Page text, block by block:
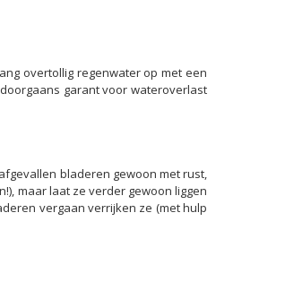
overtollig regenwater op met een
garant voor wateroverlast
bladeren gewoon met rust,
maar laat ze verder gewoon liggen
vergaan verrijken ze (met hulp